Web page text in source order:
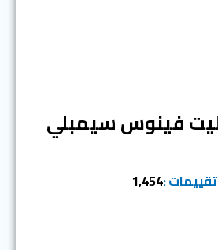
فينوس سيمبلي
:
1,454